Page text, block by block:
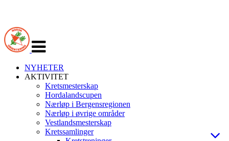
navigasjon
NYHETER
AKTIVITET
Kretsmesterskap
Hordalandscupen
Nærløp i Bergensregionen
Nærløp i øvrige områder
Vestlandsmesterskap
Kretssamlinger